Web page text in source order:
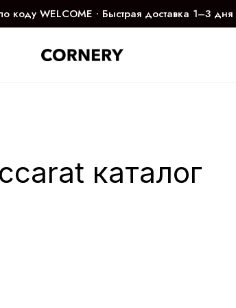
коду WELCOME ∙ Быстрая доставка 1–3 дня
каталог